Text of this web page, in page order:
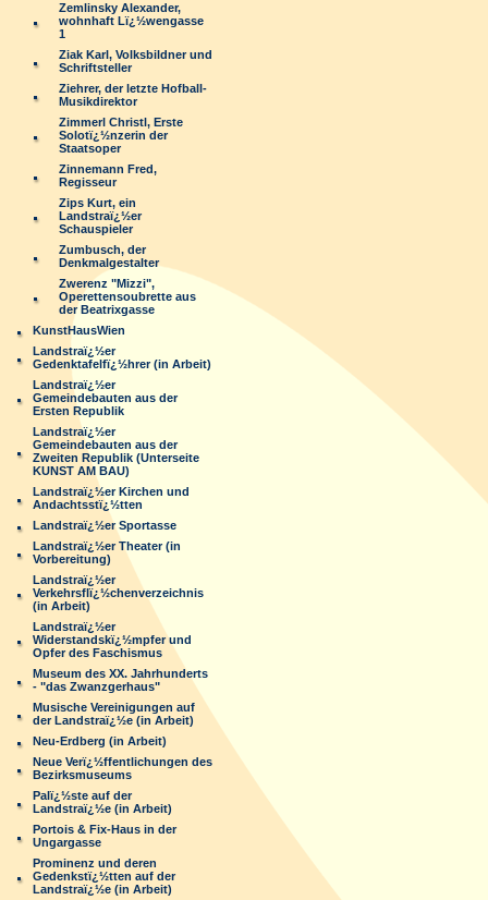
Zemlinsky Alexander,
wohnhaft Lï¿½wengasse
1
Ziak Karl, Volksbildner und
Schriftsteller
Ziehrer, der letzte Hofball-
Musikdirektor
Zimmerl Christl, Erste
Solotï¿½nzerin der
Staatsoper
Zinnemann Fred,
Regisseur
Zips Kurt, ein
Landstraï¿½er
Schauspieler
Zumbusch, der
Denkmalgestalter
Zwerenz "Mizzi",
Operettensoubrette aus
der Beatrixgasse
KunstHausWien
Landstraï¿½er
Gedenktafelfï¿½hrer (in Arbeit)
Landstraï¿½er
Gemeindebauten aus der
Ersten Republik
Landstraï¿½er
Gemeindebauten aus der
Zweiten Republik (Unterseite
KUNST AM BAU)
Landstraï¿½er Kirchen und
Andachtsstï¿½tten
Landstraï¿½er Sportasse
Landstraï¿½er Theater (in
Vorbereitung)
Landstraï¿½er
Verkehrsflï¿½chenverzeichnis
(in Arbeit)
Landstraï¿½er
Widerstandskï¿½mpfer und
Opfer des Faschismus
Museum des XX. Jahrhunderts
- "das Zwanzgerhaus"
Musische Vereinigungen auf
der Landstraï¿½e (in Arbeit)
Neu-Erdberg (in Arbeit)
Neue Verï¿½ffentlichungen des
Bezirksmuseums
Palï¿½ste auf der
Landstraï¿½e (in Arbeit)
Portois & Fix-Haus in der
Ungargasse
Prominenz und deren
Gedenkstï¿½tten auf der
Landstraï¿½e (in Arbeit)